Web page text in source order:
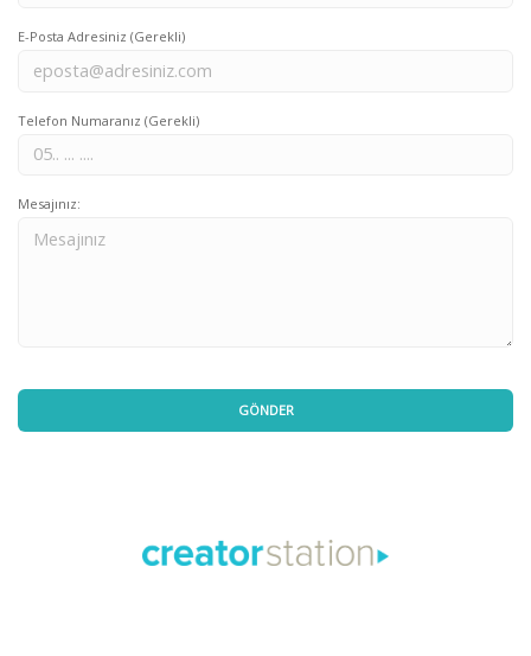
E-Posta Adresiniz (Gerekli)
Telefon Numaranız (Gerekli)
Mesajınız: